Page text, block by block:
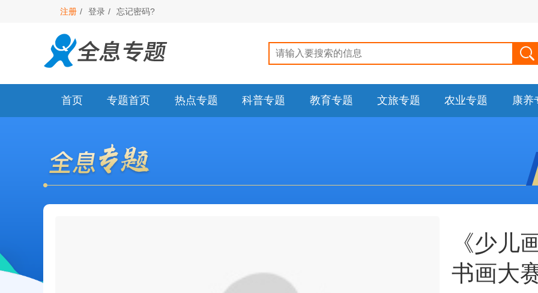
注册 / 登录 / 忘记密码?
首页 专题首页 热点专题 科普专题 教育专题 文旅专题 农业专题 康养
《少儿
书画大